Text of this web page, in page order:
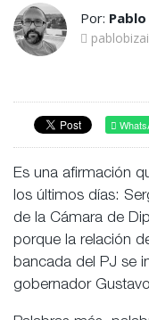
Por:
Es una afirmación
los últimos días:
de la Cámara de
porque la relación
bancada del PJ se
gobernador